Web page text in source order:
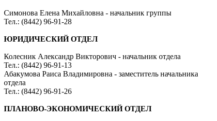
Симонова Елена Михайловна - начальник группы
Тел.: (8442) 96-91-28
ЮРИДИЧЕСКИЙ ОТДЕЛ
Колесник Александр Викторович - начальник отдела
Тел.: (8442) 96-91-13
Абакумова Раиса Владимировна - заместитель начальника
отдела
Тел.: (8442) 96-91-26
ПЛАНОВО-ЭКОНОМИЧЕСКИЙ ОТДЕЛ